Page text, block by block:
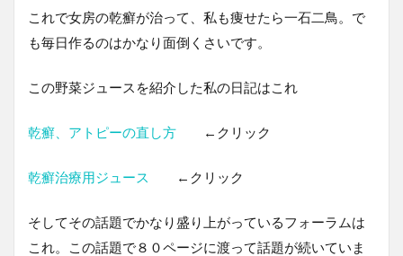
これで女房の乾癬が治って、私も痩せたら一石二鳥。で
も毎日作るのはかなり面倒くさいです。
この野菜ジュースを紹介した私の日記はこれ
乾癬、アトピーの直し方 ←クリック
乾癬治療用ジュース ←クリック
そしてその話題でかなり盛り上がっているフォーラムは
これ。この話題で８０ページに渡って話題が続いていま